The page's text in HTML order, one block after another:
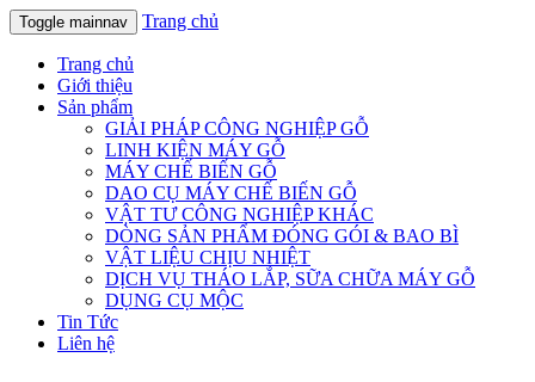
Toggle mainnav Trang chủ
Trang chủ
Giới thiệu
Sản phẩm
GIẢI PHÁP CÔNG NGHIỆP GỖ
LINH KIỆN MÁY GỖ
MÁY CHẾ BIẾN GỖ
DAO CỤ MÁY CHẾ BIẾN GỖ
VẬT TƯ CÔNG NGHIỆP KHÁC
DÒNG SẢN PHẨM ĐÓNG GÓI & BAO BÌ
VẬT LIỆU CHỊU NHIỆT
DỊCH VỤ THÁO LẮP, SỮA CHỮA MÁY GỖ
DỤNG CỤ MỘC
Tin Tức
Liên hệ